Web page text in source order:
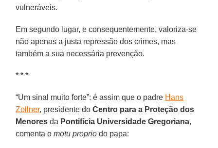
vulneráveis.
Em segundo lugar, e consequentemente, valoriza-se
não apenas a justa repressão dos crimes, mas
também a sua necessária prevenção.
* * *
“Um sinal muito forte”: é assim que o padre Hans
Zollner, presidente doCentro para a Proteção dos
Menores da Pontifícia Universidade Gregoriana,
comenta omotu proprio do papa: